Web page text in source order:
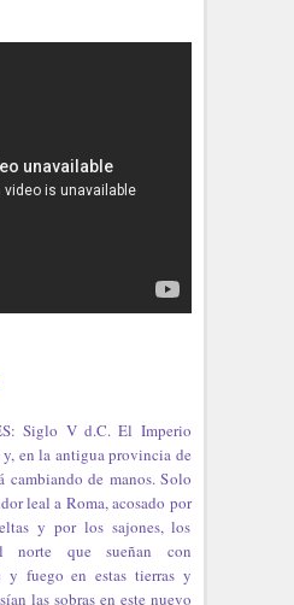
Siglo V d.C. El Imperio
y, en la antigua provincia de
cambiando de manos. Solo
leal a Roma, acosado por
y por los sajones, los
norte que sueñan con
y fuego en estas tierras y
las sobras en este nuevo